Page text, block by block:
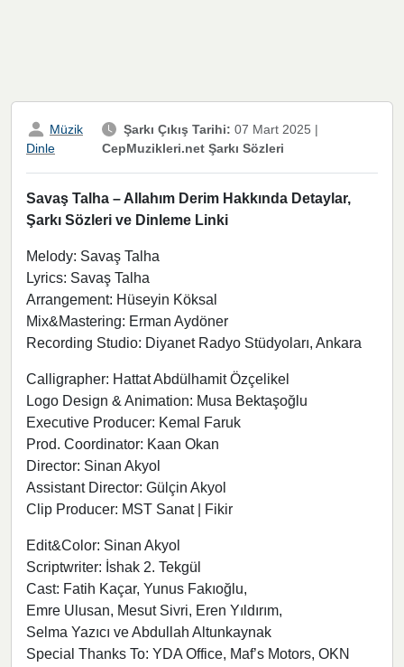
Müzik
Dinle
Şarkı Çıkış Tarihi: 07 Mart 2025 |
CepMuzikleri.net Şarkı Sözleri
Savaş Talha – Allahım Derim Hakkında Detaylar,
Şarkı Sözleri ve Dinleme Linki
Melody: Savaş Talha
Lyrics: Savaş Talha
Arrangement: Hüseyin Köksal
Mix&Mastering: Erman Aydöner
Recording Studio: Diyanet Radyo Stüdyoları, Ankara
Calligrapher: Hattat Abdülhamit Özçelikel
Logo Design & Animation: Musa Bektaşoğlu
Executive Producer: Kemal Faruk
Prod. Coordinator: Kaan Okan
Director: Sinan Akyol
Assistant Director: Gülçin Akyol
Clip Producer: MST Sanat | Fikir
Edit&Color: Sinan Akyol
Scriptwriter: İshak 2. Tekgül
Cast: Fatih Kaçar, Yunus Fakıoğlu,
Emre Ulusan, Mesut Sivri, Eren Yıldırım,
Selma Yazıcı ve Abdullah Altunkaynak
Special Thanks To: YDA Office, Maf’s Motors, OKN